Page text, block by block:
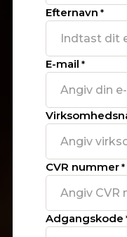
Efternavn *
E-mail *
CVR nummer *
Adgangskode